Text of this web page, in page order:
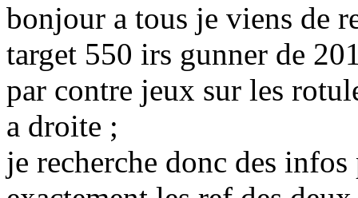
bonjour a tous je viens de
target 550 irs gunner de
par contre jeux sur les
a droite ;
je recherche donc des